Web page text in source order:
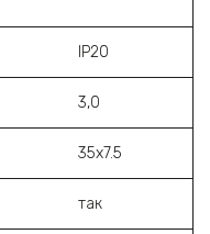
ІР20
3,0
35х7.5
так